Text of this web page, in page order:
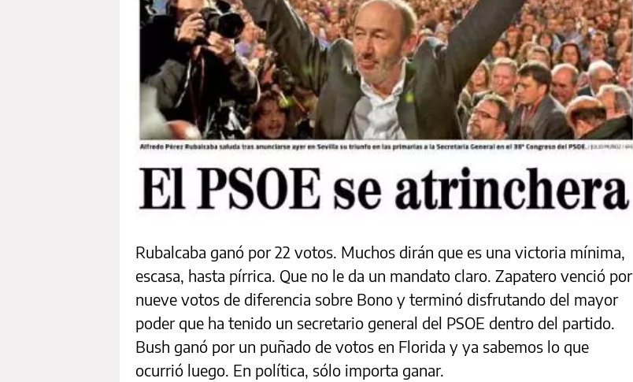
Rubalcaba ganó por 22 votos. Muchos dirán que es una victoria mínima,
escasa, hasta pírrica. Que no le da un mandato claro. Zapatero venció por
nueve votos de diferencia sobre Bono y terminó disfrutando del mayor
poder que ha tenido un secretario general del PSOE dentro del partido.
Bush ganó por un puñado de votos en Florida y ya sabemos lo que
ocurrió luego. En política, sólo importa ganar.